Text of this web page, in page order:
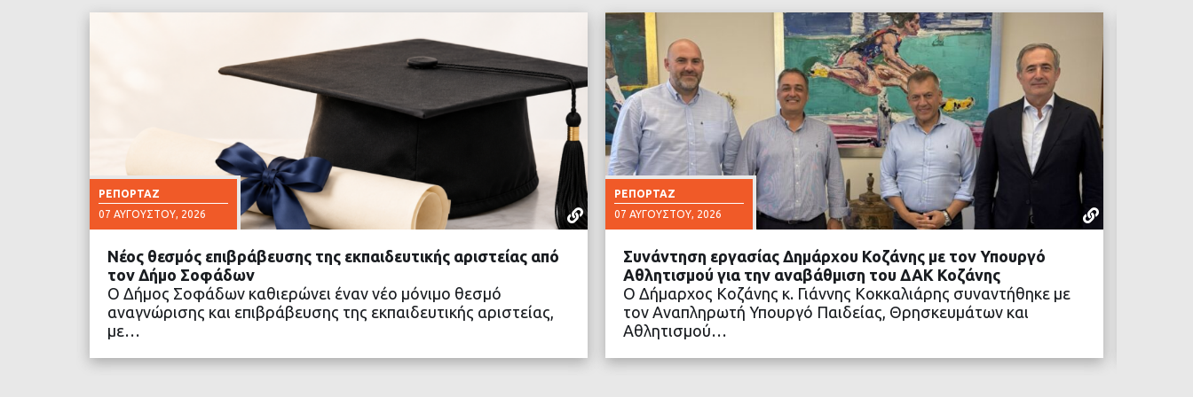
ΡΕΠΟΡΤΆΖ
07 ΑΥΓΟΎΣΤΟΥ, 2026
Νέος θεσμός επιβράβευσης της εκπαιδευτικής αριστείας από
τον Δήμο Σοφάδων
Ο Δήμος Σοφάδων καθιερώνει έναν νέο μόνιμο θεσμό
αναγνώρισης και επιβράβευσης της εκπαιδευτικής αριστείας,
με…
ΡΕΠΟΡΤΆΖ
07 ΑΥΓΟΎΣΤΟΥ, 2026
Συνάντηση εργασίας Δημάρχου Κοζάνης με τον Υπουργό
Αθλητισμού για την αναβάθμιση του ΔΑΚ Κοζάνης
Ο Δήμαρχος Κοζάνης κ. Γιάννης Κοκκαλιάρης συναντήθηκε με
τον Αναπληρωτή Υπουργό Παιδείας, Θρησκευμάτων και
Αθλητισμού…